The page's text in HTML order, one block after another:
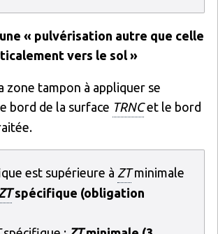
« pulvérisation autre que celle
vers le sol »
zone tampon à appliquer se
bord de la surface TRNCet le bord
est supérieure à ZTminimale
spécifique (obligation